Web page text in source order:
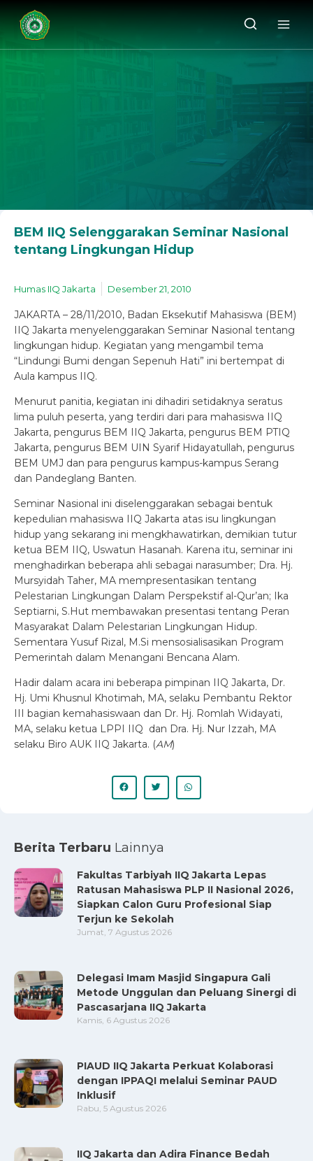
BEM IIQ Selenggarakan Seminar Nasional
tentang Lingkungan Hidup
Humas IIQ Jakarta Desember 21, 2010
JAKARTA – 28/11/2010, Badan Eksekutif Mahasiswa (BEM)
IIQ Jakarta menyelenggarakan Seminar Nasional tentang
lingkungan hidup. Kegiatan yang mengambil tema
“Lindungi Bumi dengan Sepenuh Hati” ini bertempat di
Aula kampus IIQ.
Menurut panitia, kegiatan ini dihadiri setidaknya seratus
lima puluh peserta, yang terdiri dari para mahasiswa IIQ
Jakarta, pengurus BEM IIQ Jakarta, pengurus BEM PTIQ
Jakarta, pengurus BEM UIN Syarif Hidayatullah, pengurus
BEM UMJ dan para pengurus kampus-kampus Serang
dan Pandeglang Banten.
Seminar Nasional ini diselenggarakan sebagai bentuk
kepedulian mahasiswa IIQ Jakarta atas isu lingkungan
hidup yang sekarang ini mengkhawatirkan, demikian tutur
ketua BEM IIQ, Uswatun Hasanah. Karena itu, seminar ini
menghadirkan beberapa ahli sebagai narasumber; Dra. Hj.
Mursyidah Taher, MA mempresentasikan tentang
Pelestarian Lingkungan Dalam Perspekstif al-Qur’an; Ika
Septiarni, S.Hut membawakan presentasi tentang Peran
Masyarakat Dalam Pelestarian Lingkungan Hidup.
Sementara Yusuf Rizal, M.Si mensosialisasikan Program
Pemerintah dalam Menangani Bencana Alam.
Hadir dalam acara ini beberapa pimpinan IIQ Jakarta, Dr.
Hj. Umi Khusnul Khotimah, MA, selaku Pembantu Rektor
III bagian kemahasiswaan dan Dr. Hj. Romlah Widayati,
MA, selaku ketua LPPI IIQ dan Dra. Hj. Nur Izzah, MA
selaku Biro AUK IIQ Jakarta. (AM)
Berita Terbaru Lainnya
Fakultas Tarbiyah IIQ Jakarta Lepas
Ratusan Mahasiswa PLP II Nasional 2026,
Siapkan Calon Guru Profesional Siap
Terjun ke Sekolah
Jumat, 7 Agustus 2026
Delegasi Imam Masjid Singapura Gali
Metode Unggulan dan Peluang Sinergi di
Pascasarjana IIQ Jakarta
Kamis, 6 Agustus 2026
PIAUD IIQ Jakarta Perkuat Kolaborasi
dengan IPPAQI melalui Seminar PAUD
Inklusif
Rabu, 5 Agustus 2026
IIQ Jakarta dan Adira Finance Bedah